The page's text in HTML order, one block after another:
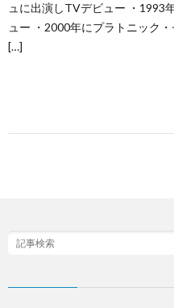
ュに出演しTVデビュー ・1993
ュー ・2000年にプラトニック
[…]